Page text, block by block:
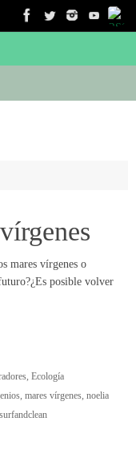
mares vírgenes o
posible volver
, Ecología
, mares vírgenes, noelia
surfandclean